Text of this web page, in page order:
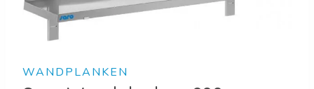
WANDPLANKEN